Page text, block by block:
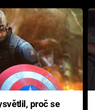
proč se